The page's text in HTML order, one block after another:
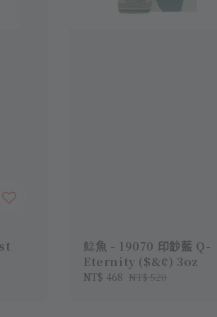
鯰魚 - 19070 印鈔藍 Q-
Eternity ($&¢) 3oz
Sale
NT$ 468 Regular
NT$ 520